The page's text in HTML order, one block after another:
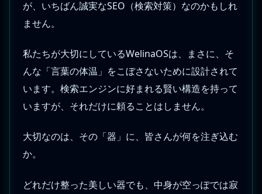
が、いちばん誠実なSEO（検索対策）なのかもしれ
ません。
私たちが大切にしているWelinaOSは、まさに、そ
んな「言葉の体温」をこぼさないために設計されて
います。検索エンジンに好まれる賢い構造を持って
いますが、それだけに頼ることはしません。
大切なのは、その「器」に、皆さんが何を注ぎ込む
か。
どれだけ整った美しい器でも、中身が空っぽでは寂